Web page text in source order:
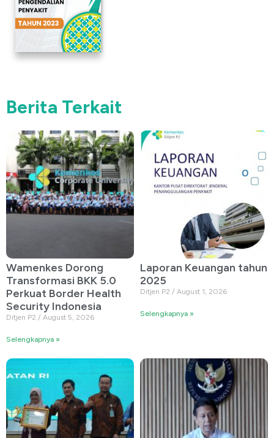
Berita Terkait
Wamenkes Dorong
Transformasi BKK 5.0
Perkuat Border Health
Security Indonesia
Ditjen P2 August 5, 2026
Selengkapnya »
Laporan Keuangan tahun
2025
Ditjen P2 August 1, 2026
Selengkapnya »